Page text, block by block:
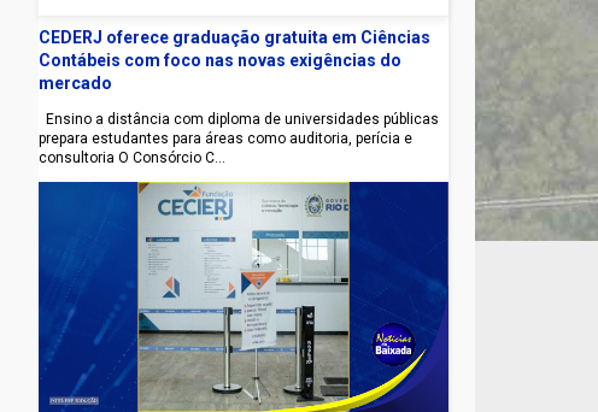
CEDERJ oferece graduação gratuita em Ciências
Contábeis com foco nas novas exigências do
mercado
Ensino a distância com diploma de universidades públicas
prepara estudantes para áreas como auditoria, perícia e
consultoria O Consórcio C...